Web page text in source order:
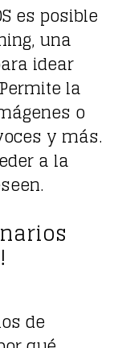
es posible
una
idear
la
o
y más.
a la
de